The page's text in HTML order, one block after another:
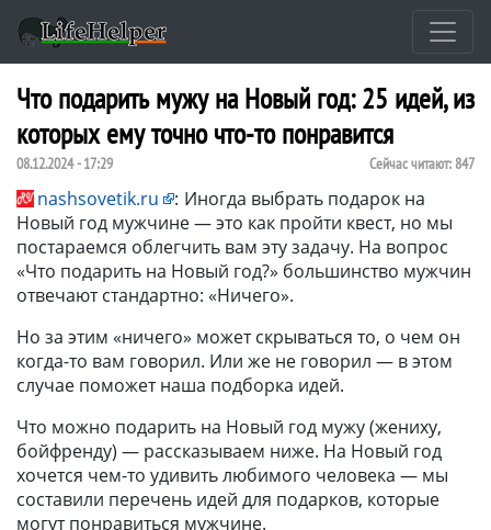
Что подарить мужу на Новый год: 25 идей, из
которых ему точно что-то понравится
08.12.2024 - 17:29 Сейчас читают: 847
nashsovetik.ru : Иногда выбрать подарок на
Новый год мужчине — это как пройти квест, но мы
постараемся облегчить вам эту задачу. На вопрос
«Что подарить на Новый год?» большинство мужчин
отвечают стандартно: «Ничего».
Но за этим «ничего» может скрываться то, о чем он
когда-то вам говорил. Или же не говорил — в этом
случае поможет наша подборка идей.
Что можно подарить на Новый год мужу (жениху,
бойфренду) — рассказываем ниже. На Новый год
хочется чем-то удивить любимого человека — мы
составили перечень идей для подарков, которые
могут понравиться мужчине.